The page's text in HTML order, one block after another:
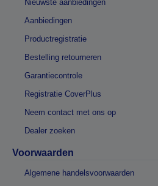
Nieuwste aanbiedingen
Aanbiedingen
Productregistratie
Bestelling retourneren
Garantiecontrole
Registratie CoverPlus
Neem contact met ons op
Dealer zoeken
Voorwaarden
Algemene handelsvoorwaarden